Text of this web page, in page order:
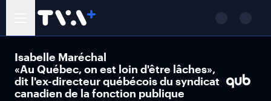
Isabelle Maréchal
«Au Québec, on est loin d'être lâches»,
dit l'ex-directeur québécois du syndicat
canadien de la fonction publique